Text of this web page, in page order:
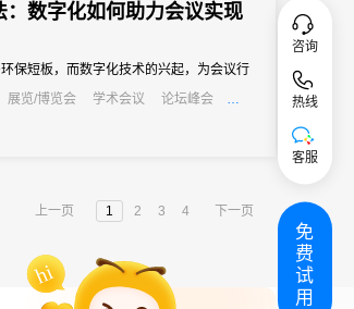
：数字化如何助力会议实现
保短板，而数字化技术的兴起，为会议行
双碳”目标提供了新的解法。
展览/博览会 学术会议
论坛峰会
上一页 1 2 3 4 下一页
咨询
热线
客服
免
费
试
用